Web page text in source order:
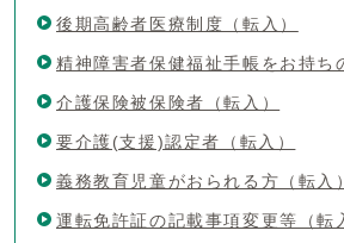
後期高齢者医療制度（転入）
精神障害者保健福祉手帳をお持ち
介護保険被保険者（転入）
要介護(支援)認定者（転入）
義務教育児童がおられる方（転入）
運転免許証の記載事項変更等（転